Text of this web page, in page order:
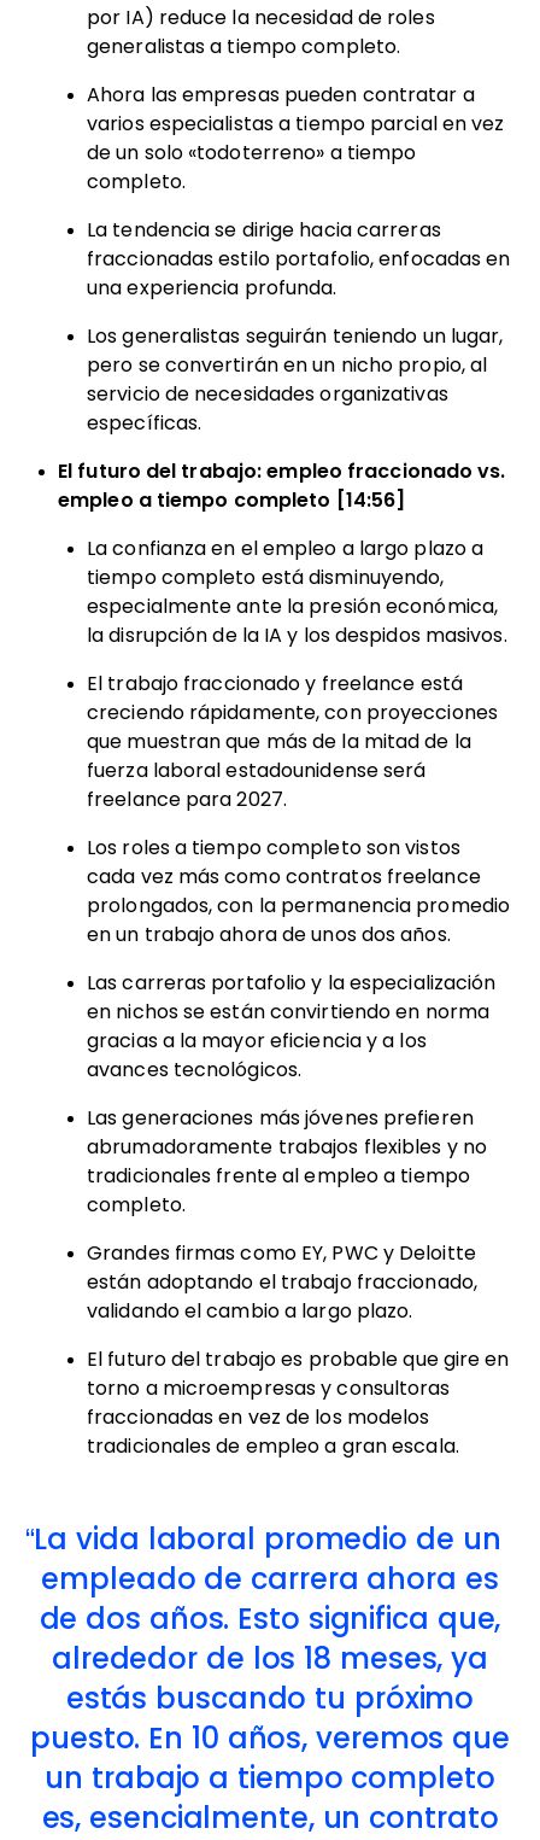
por IA) reduce la necesidad de roles
generalistas a tiempo completo.
Ahora las empresas pueden contratar a
varios especialistas a tiempo parcial en vez
de un solo «todoterreno» a tiempo
completo.
La tendencia se dirige hacia carreras
fraccionadas estilo portafolio, enfocadas en
una experiencia profunda.
Los generalistas seguirán teniendo un lugar,
pero se convertirán en un nicho propio, al
servicio de necesidades organizativas
específicas.
El futuro del trabajo: empleo fraccionado vs.
empleo a tiempo completo [14:56]
La confianza en el empleo a largo plazo a
tiempo completo está disminuyendo,
especialmente ante la presión económica,
la disrupción de la IA y los despidos masivos.
El trabajo fraccionado y freelance está
creciendo rápidamente, con proyecciones
que muestran que más de la mitad de la
fuerza laboral estadounidense será
freelance para 2027.
Los roles a tiempo completo son vistos
cada vez más como contratos freelance
prolongados, con la permanencia promedio
en un trabajo ahora de unos dos años.
Las carreras portafolio y la especialización
en nichos se están convirtiendo en norma
gracias a la mayor eficiencia y a los
avances tecnológicos.
Las generaciones más jóvenes prefieren
abrumadoramente trabajos flexibles y no
tradicionales frente al empleo a tiempo
completo.
Grandes firmas como EY, PWC y Deloitte
están adoptando el trabajo fraccionado,
validando el cambio a largo plazo.
El futuro del trabajo es probable que gire en
torno a microempresas y consultoras
fraccionadas en vez de los modelos
tradicionales de empleo a gran escala.
La vida laboral promedio de un
empleado de carrera ahora es
de dos años. Esto significa que,
alrededor de los 18 meses, ya
estás buscando tu próximo
puesto. En 10 años, veremos que
un trabajo a tiempo completo
es, esencialmente, un contrato